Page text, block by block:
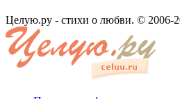
Целую.ру - стихи о любви. © 2006-